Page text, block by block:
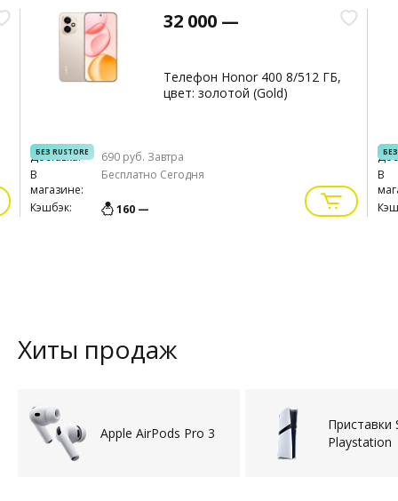
БЕЗ RUSTORE
32 000 —
Телефон Honor 400 8/512 ГБ,
цвет: золотой (Gold)
Доставка: 690 руб. Завтра
В
магазине:
Бесплатно Сегодня
Кэшбэк: 160 —
БЕЗ
В
Хиты продаж
Apple AirPods Pro 3
Приставки
Playstation